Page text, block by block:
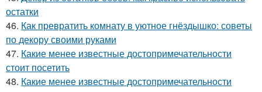
остатки
46. Как превратить комнату в уютное гнёздышко: советы
по декору своими руками
47. Какие менее известные достопримечательности
стоит посетить
48. Какие менее известные достопримечательности